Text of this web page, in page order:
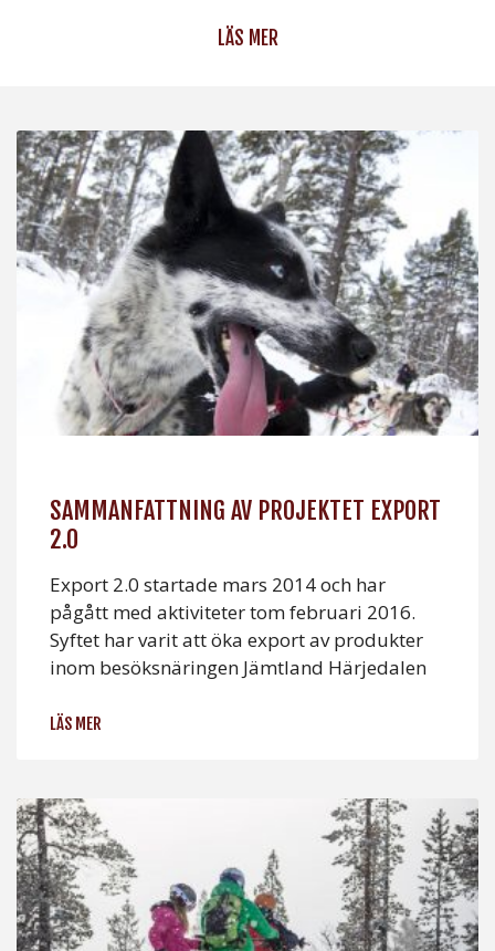
LÄS MER
SAMMANFATTNING AV PROJEKTET EXPORT
2.0
Export 2.0 startade mars 2014 och har
pågått med aktiviteter tom februari 2016.
Syftet har varit att öka export av produkter
inom besöksnäringen Jämtland Härjedalen
LÄS MER